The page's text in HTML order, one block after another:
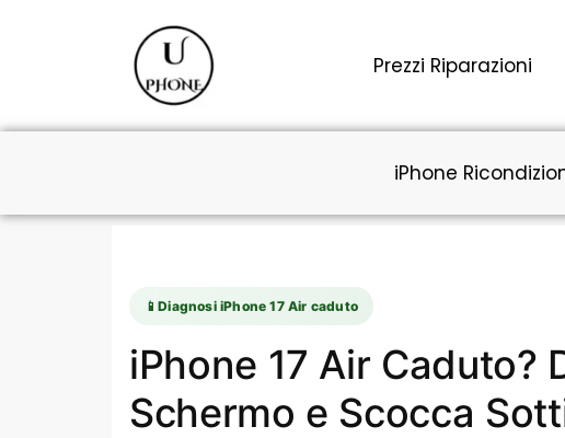
Prezzi Riparazioni
iPhone
📱Diagnosi iPhone 17 Air caduto
iPhone 17 Air Caduto?
Schermo e Scocca